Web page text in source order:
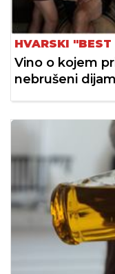
HVARSKI
Vino o kojem
nebrušeni